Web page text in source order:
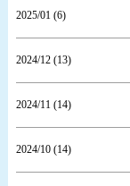
2025/01 (6)
2024/12 (13)
2024/11 (14)
2024/10 (14)